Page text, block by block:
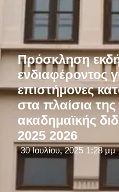
Πρόσκληση
ενδιαφέροντος
επιστήμονες
στα πλαίσια
ακαδημαϊκής
2025 2026
30 Ιουλίου, 2025 1:28 μμ